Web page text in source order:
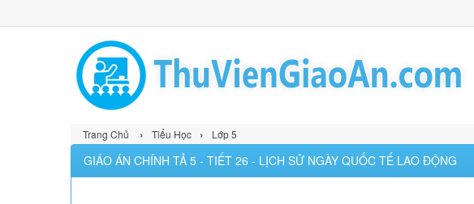
Trang Chủ › Tiểu Học › Lớp 5
GIÁO ÁN CHÍNH TẢ 5 - TIẾT 26 - LỊCH SỬ NGÀY QUỐC TẾ LAO ĐỘNG